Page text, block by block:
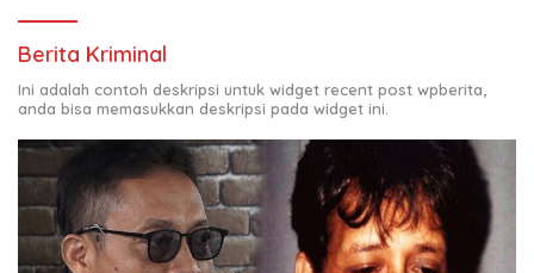
Berita Kriminal
Ini adalah contoh deskripsi untuk widget recent post wpberita,
anda bisa memasukkan deskripsi pada widget ini.